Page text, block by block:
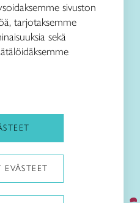
Taito-lehti:
sivuston
tarjotaksemme
sekä